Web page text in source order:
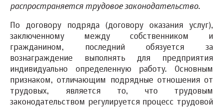
распространяется трудовое законодательство.
По договору подряда (договору оказания услуг),
заключенному между собственником и
гражданином, последний обязуется за
вознаграждение выполнять для предприятия
индивидуально определенную работу. Основным
признаком, отличающим подрядные отношения от
трудовых, является то, что трудовым
законодательством регулируется процесс трудовой